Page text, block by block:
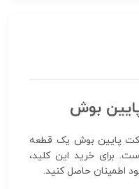
بوش
پایین بوش یک قطعه
برای خرید این کلید،
اطمینان حاصل کنید.